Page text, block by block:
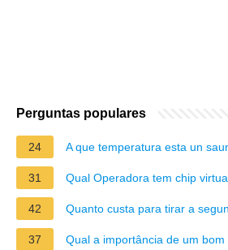
Perguntas populares
24 A que temperatura esta un
31 Qual Operadora tem chip
42 Quanto custa para tirar a
37 Qual a importância de um